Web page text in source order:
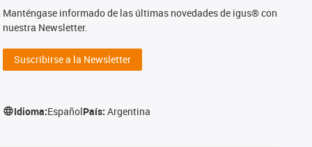
Manténgase informado de las últimas novedades de igus® con
nuestra Newsletter.
Suscribirse a la Newsletter
Idioma:EspañolPaís:Argentina